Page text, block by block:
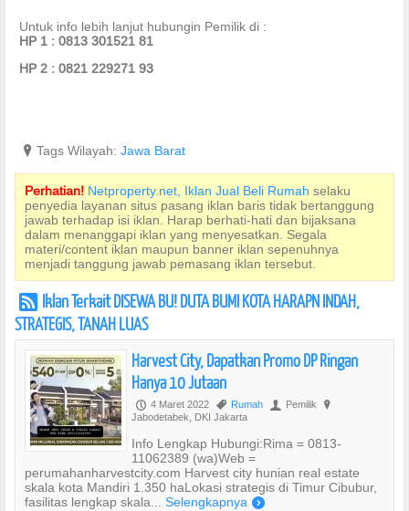
Untuk info lebih lanjut hubungin Pemilik di :
HP 1 : 0813 301521 81
HP 2 : 0821 229271 93
? Tags Wilayah: Jawa Barat
Perhatian! Netproperty.net, Iklan Jual Beli Rumah selaku
penyedia layanan situs pasang iklan baris tidak bertanggung
jawab terhadap isi iklan. Harap berhati-hati dan bijaksana
dalam menanggapi iklan yang menyesatkan. Segala
materi/content iklan maupun banner iklan sepenuhnya
menjadi tanggung jawab pemasang iklan tersebut.
r Iklan Terkait DISEWA BU! DUTA BUMI KOTA HARAPN INDAH,
STRATEGIS, TANAH LUAS
Harvest City, Dapatkan Promo DP Ringan
Hanya 10 Jutaan
P 4 Maret 2022 , Rumah U Pemilik ?
Jabodetabek, DKI Jakarta
Info Lengkap Hubungi:Rima = 0813-
11062389 (wa)Web =
perumahanharvestcity.com Harvest city hunian real estate
skala kota Mandiri 1.350 haLokasi strategis di Timur Cibubur,
fasilitas lengkap skala... Selengkapnya )